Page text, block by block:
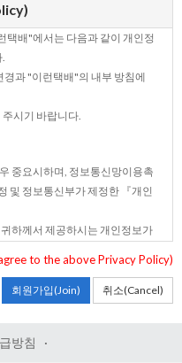
창고를 통하여 고객이 원하는
하는 것을 말합니다.
사이트에서 직접 구매한 제품을
송, 통관 등의 서비스를 제공하
제공하여 회원등록을 한 개인이
말합니다.
련법규에 따라 회원등록이 불가
포함) 전화번호, 모사전송번
매업 신고번호, 개인정보 관리책
택배"에서는 다음과 같이 개인정
경과 "이런택배"의 내부 방침에
시기 바랍니다.
중요시하며, 정보통신망이용촉
및 정보통신부가 제정한 『개인
하께서 제공하시는 개인정보가
에 저장하며, 내부 접근 권한을
게 공유되지 않습니다. 자사 웹
to the above Privacy Policy)
회원가입(Join) 취소(Cancel)
방침 ·